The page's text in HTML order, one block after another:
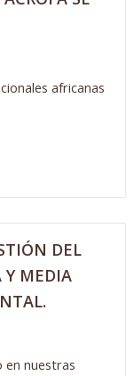
africanas
DEL
Y MEDIA
en nuestras